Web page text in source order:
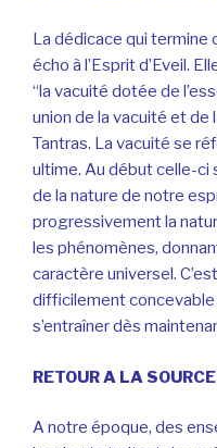
La dédicace qui
écho à l’Esprit d’Eveil.
“la vacuité dotée de
union de la vacuité et
Tantras. La vacuité se
ultime. Au début celle-ci
de la nature de notre
progressivement la
les phénomènes,
caractère universel.
difficilement concevable
s’entraîner dès
RETOUR A LA SOURCE
A notre époque, des